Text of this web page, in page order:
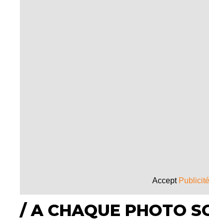
Accept
/ A CHAQUE PHOTO